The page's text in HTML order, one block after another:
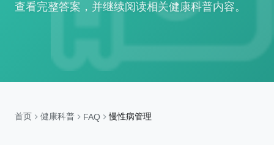
查看完整答案，并继续阅读相关健康科普内容。
首页 健康科普 FAQ 慢性病管理